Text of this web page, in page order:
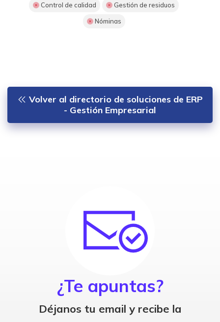
Control de calidad Gestión de residuos
Nóminas
Volver al directorio de soluciones de ERP
- Gestión Empresarial
¿Te apuntas?
Déjanos tu email y recibe la